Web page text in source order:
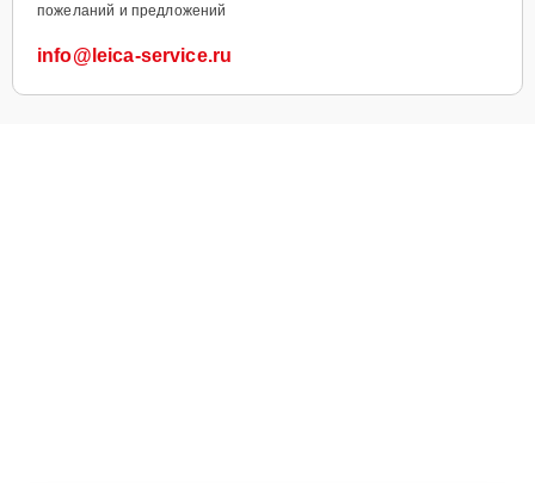
пожеланий и предложений
info@leica-service.ru